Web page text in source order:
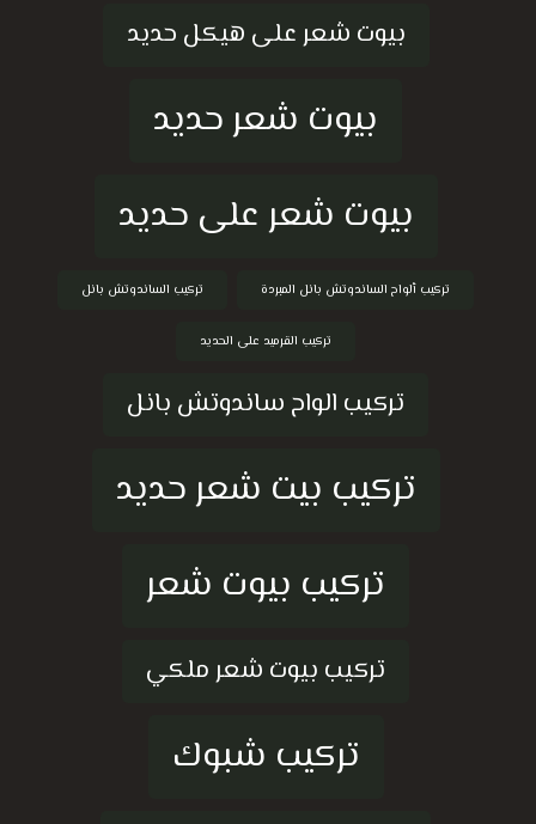
بيوت شعر على هيكل حديد
بيوت شعر حديد
بيوت شعر على حديد
تركيب ألواح الساندوتش بانل المبردة تركيب الساندوتش بانل
تركيب القرميد على الحديد
تركيب الواح ساندوتش بانل
تركيب بيت شعر حديد
تركيب بيوت شعر
تركيب بيوت شعر ملكي
تركيب شبوك